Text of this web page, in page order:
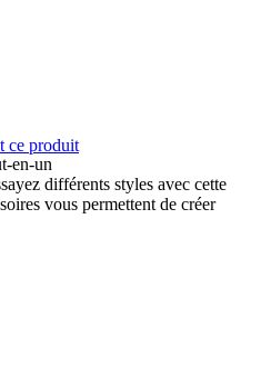
ce produit
en-un
différents styles avec cette
vous permettent de créer